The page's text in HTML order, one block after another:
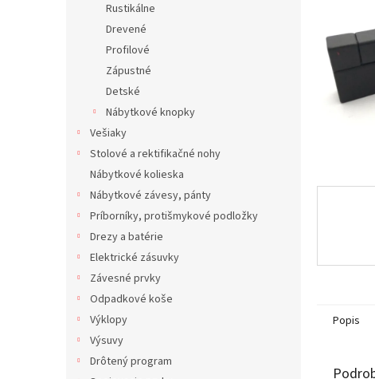
Rustikálne
Drevené
Profilové
Zápustné
Detské
Nábytkové knopky
Vešiaky
Stolové a rektifikačné nohy
Nábytkové kolieska
Nábytkové závesy, pánty
Príborníky, protišmykové podložky
Drezy a batérie
Elektrické zásuvky
Závesné prvky
Odpadkové koše
Výklopy
Výsuvy
Drôtený program
Popis